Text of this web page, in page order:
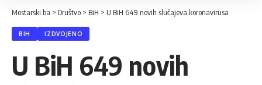
Mostarski.ba > Društvo > BiH > U BiH 649 novih slučajeva koronavirusa
BIH IZDVOJENO
U BiH 649 novih